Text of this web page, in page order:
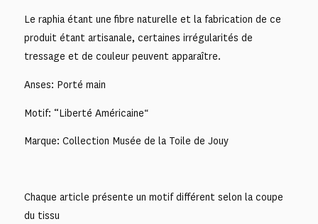
Le raphia étant une fibre naturelle et la fabrication de ce
produit étant artisanale, certaines irrégularités de
tressage et de couleur peuvent apparaître.
Anses: Porté main
Motif: “Liberté Américaine“
Marque: Collection Musée de la Toile de Jouy
Chaque article présente un motif différent selon la coupe
du tissu